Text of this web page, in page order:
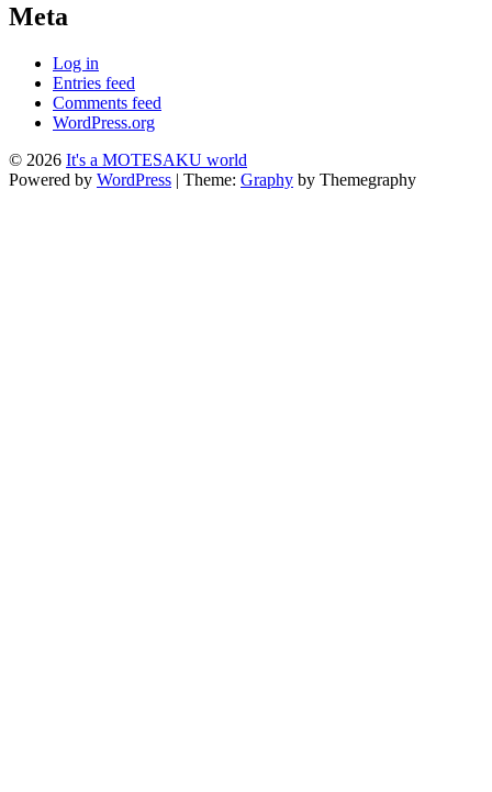
Meta
Log in
Entries feed
Comments feed
WordPress.org
© 2026 It's a MOTESAKU world
Powered by WordPress | Theme: Graphy by Themegraphy